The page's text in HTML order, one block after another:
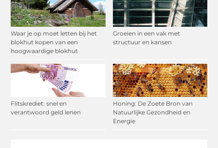
Waar je op moet letten bij het
blokhut kopen van een
hoogwaardige blokhut
Groeien in een vak met
structuur en kansen
Flitskrediet: snel en
verantwoord geld lenen
Honing: De Zoete Bron van
Natuurlijke Gezondheid en
Energie